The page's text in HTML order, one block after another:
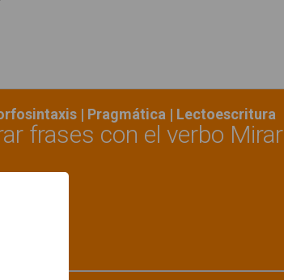
| Pragmática | Lectoescritura
frases con el verbo Mirar